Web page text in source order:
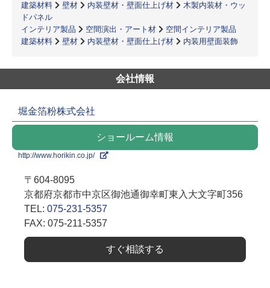
建築材料 壁材 内装壁材・壁面仕上げ材
木製内装材・ウッ
ドパネル
インテリア製品
空間演出・アート材
空間インテリア製品
建築材料
壁材 内装壁材・壁面仕上げ材 内装用壁面装飾
会社情報
堀金箔粉株式会社
ショールーム情報
http://www.horikin.co.jp/
〒604-8095
京都府京都市中京区御池通御幸町東入大文字町356
TEL: 075-231-5357
FAX: 075-211-5357
すぐ相談する